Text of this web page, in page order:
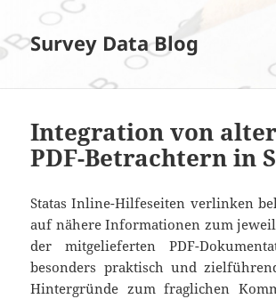
Survey Data Blog
Integration von
PDF-Betrachtern in
Statas Inline-Hilfeseiten verlinken
auf nähere Informationen zum
der mitgelieferten PDF-
besonders praktisch und
Hintergründe zum fraglichen